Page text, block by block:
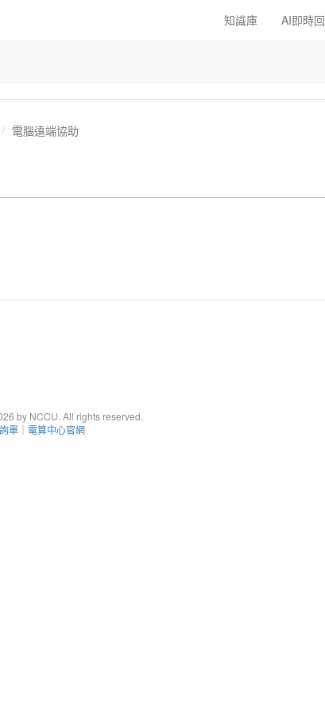
知識庫 AI即時回
電腦遠端協助
by NCCU. All rights reserved.
單 ｜ 電算中心官網